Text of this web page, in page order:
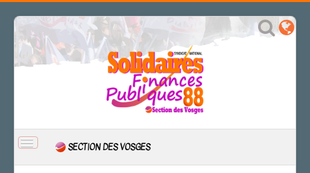
BASCULER
NAVIGATION
SECTION DES VOSGES